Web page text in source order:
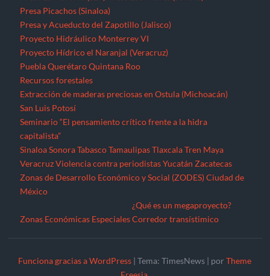
Presa Picachos (Sinaloa)
Presa y Acueducto del Zapotillo (Jalisco)
Proyecto Hidráulico Monterrey VI
Proyecto Hídrico el Naranjal (Veracruz)
Puebla Querétaro Quintana Roo
Recursos forestales
Extracción de maderas preciosas en Ostula (Michoacán)
San Luis Potosí
Seminario “El pensamiento crítico frente a la hidra
capitalista”
Sinaloa Sonora Tabasco Tamaulipas Tlaxcala Tren Maya
Veracruz Violencia contra periodistas Yucatán Zacatecas
Zonas de Desarrollo Económico y Social (ZODES) Ciudad de
México
Zonas Económicas Especiales
¿Qué es un megaproyecto?
Corredor transístimico
Funciona gracias a WordPress |Tema: TimesNews | porTheme